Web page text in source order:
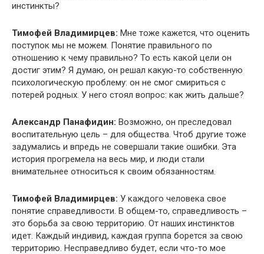
инстинкты?
Тимофей Владимирцев: Мне тоже кажется, что оценить
поступок мы не можем. Понятие правильного по
отношению к чему правильно? То есть какой цели он
достиг этим? Я думаю, он решал какую-то собственную
психологическую проблему: он не смог смириться с
потерей родных. У него стоял вопрос: как жить дальше?
Александр Панафидин: Возможно, он преследовал
воспитательную цель – для общества. Чтоб другие тоже
задумались и впредь не совершали такие ошибки. Эта
история прогремела на весь мир, и люди стали
внимательнее относиться к своим обязанностям.
Тимофей Владимирцев: У каждого человека свое
понятие справедливости. В общем-то, справедливость –
это борьба за свою территорию. От наших инстинктов
идет. Каждый индивид, каждая группа борется за свою
территорию. Несправедливо будет, если что-то мое